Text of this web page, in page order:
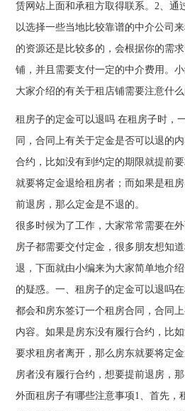
赁网站上面和承租方取得联系。2、通
以选择一些当地比较靠谱的中介公司
的资源还是比较多的，会根据你的需
铺，并且需要支付一定的中介费用。
大家介绍的有关于租店铺需要注意什
租房子的定金可以退吗 在租房子时，
同，合同上有关于定金是否可以退的
合约，比如没有到约定的期限就提前
就要将定金退给租房者；而如果是租
前退房，那么定金是不退的
很多时候为了工作，大家常常需要在
房子都需要交付定金，很多朋友想知
退，下面就由小编来为大家简单地介
的疑惑。一、租房子的定金可以退吗
都会和房东签订一个租房合同，合同
内容。如果是房东没有履行合约，比
要求租房者离开，那么房东就要将定
房者没有履行合约，想要提前退房，
外面租房子有哪些注意事项1、首先，